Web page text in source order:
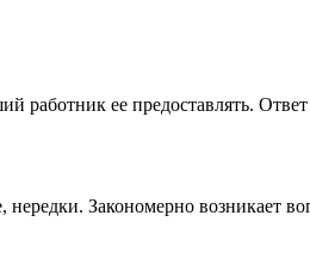
работник ее предоставлять.
Закономерно возникает